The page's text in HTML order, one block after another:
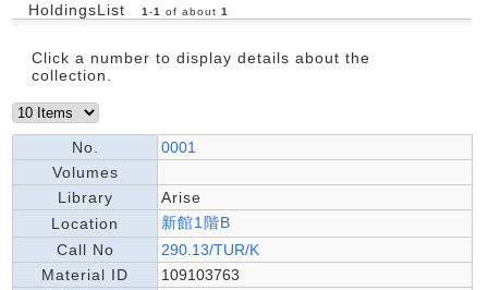
HoldingsList 1-1 of about 1
Click a number to display details about the
collection.
No.
0001
Volumes
Library
Arise
Location
新館1階B
Call No
290.13/TUR/K
Material ID
109103763